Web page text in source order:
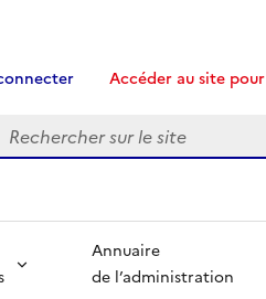
Accéder au site
Annuaire
de l’administration